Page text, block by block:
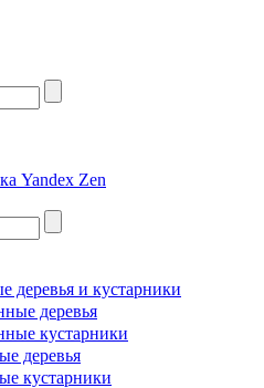
деревья и кустарники
деревья
кустарники
деревья
кустарники